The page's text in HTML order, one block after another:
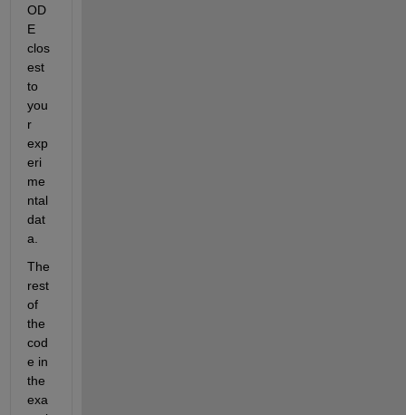
OD
E
clos
est
to
you
r
exp
eri
me
ntal
dat
a.
The
rest
of
the
cod
e in
the
exa